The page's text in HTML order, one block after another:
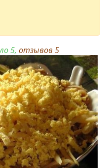
5, отзывов 5